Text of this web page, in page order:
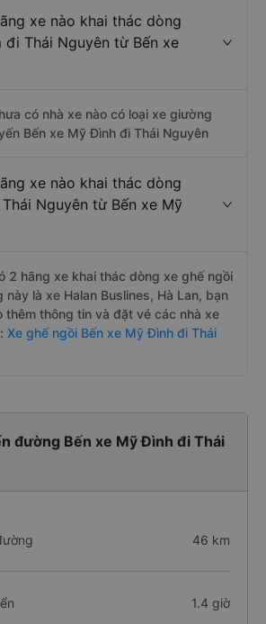
xe nào khai thác dòng
đi Thái Nguyên từ Bến xe
có nhà xe nào có loại xe giường
Bến xe Mỹ Đình đi Thái Nguyên
xe nào khai thác dòng
Nguyên từ Bến xe Mỹ
2 hãng xe khai thác dòng xe ghế ngồi
là xe Halan Buslines, Hà Lan, bạn
thêm thông tin và đặt vé các nhà xe
Xe ghế ngồi Bến xe Mỹ Đình đi Thái
đường Bến xe Mỹ Đình đi Thái
46 km
1.4 giờ